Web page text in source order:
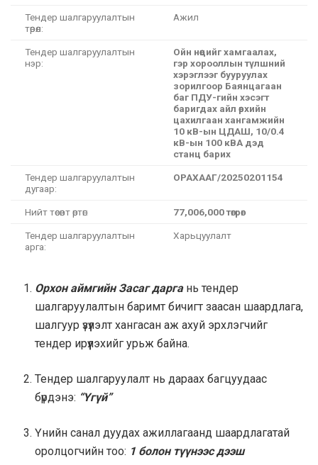
Тендер шалгаруулалтын
төрөл:
Ажил
Тендер шалгаруулалтын
нэр:
Ойн нөөцийг хамгаалах,
гэр хорооллын түлшний
хэрэглээг бууруулах
зорилгоор Баянцагаан
баг ПДУ-гийн хэсэгт
баригдах айл өрхийн
цахилгаан хангамжийн
10 кВ-ын ЦДАШ, 10/0.4
кВ-ын 100 кВА дэд
станц барих
Тендер шалгаруулалтын
дугаар:
ОРАХААГ/20250201154
Нийт төсөвт өртөг: 77,006,000 төгрөг
Тендер шалгаруулалтын
арга:
Харьцуулалт
Орхон аймгийн Засаг дарга нь тендер
шалгаруулалтын баримт бичигт заасан шаардлага,
шалгуур үзүүлэлт хангасан аж ахуй эрхлэгчийг
тендер ирүүлэхийг урьж байна.
Тендер шалгаруулалт нь дараах багцуудаас
бүрдэнэ: “Үгүй”
Үнийн санал дуудах ажиллагаанд шаардлагатай
оролцогчийн тоо: 1 болон түүнээс дээш